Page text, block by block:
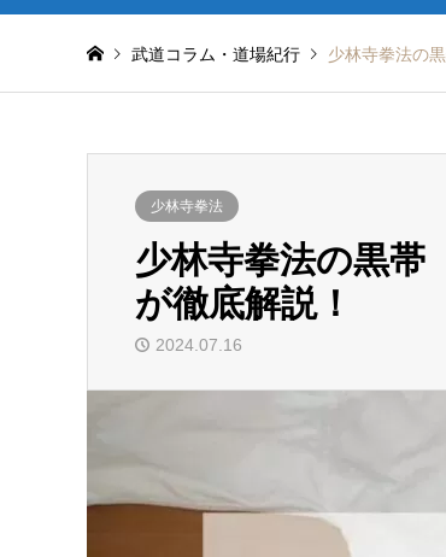
武道コラム・道場紀行 少林寺拳法の
少林寺拳法
少林寺拳法の黒帯
が徹底解説！
2024.07.16